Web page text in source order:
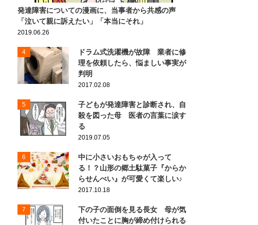
発達障害についての漫画に、当事者から共感の声
「泣いて親に訴えたい」「本当にそれ」
2019.06.26
4
ドラム式洗濯機が故障 業者に修
理を依頼したら、悩ましい事実が
判明
2017.02.08
5
子どもが発達障害と診断され、自
殺を図った母 医者の言葉に涙す
る
2019.07.05
6
中に小さいおもちゃが入って
る！？山形の郷土駄菓子『からか
らせんべい』が可愛くて楽しい♪
2017.10.18
7
下の子の面倒を見る長女 母が気
付いたことに胸が締め付けられる